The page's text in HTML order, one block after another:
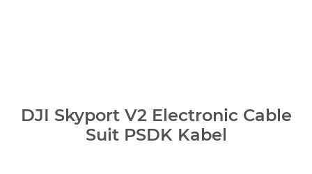
DJI Skyport V2 Electronic Cable
Suit PSDK Kabel